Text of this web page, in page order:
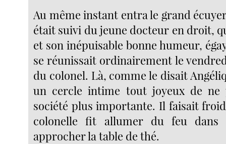
Au même instant entra le grand
était suivi du jeune docteur en droit,
et son inépuisable bonne humeur,
se réunissait ordinairement le
du colonel. Là, comme le disait
un cercle intime tout joyeux de ne
société plus importante. Il faisait
colonelle fit allumer du feu dans
approcher la table de thé.